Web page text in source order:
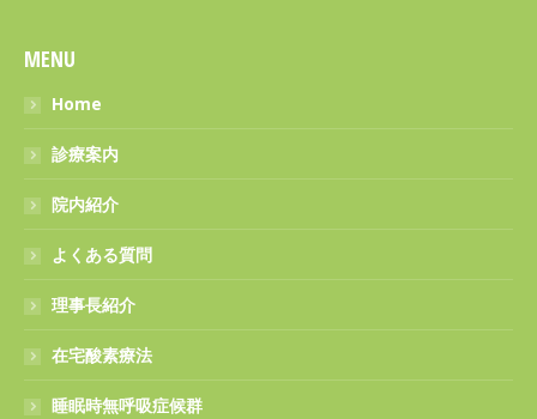
MENU
Home
診療案内
院内紹介
よくある質問
理事長紹介
在宅酸素療法
睡眠時無呼吸症候群